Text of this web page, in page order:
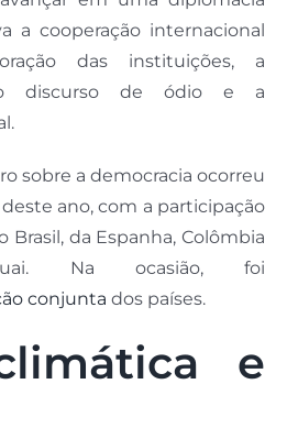
a cooperação internacional
das instituições, a
o discurso de ódio e a
sobre a democracia ocorreu
ano, com a participação
Brasil, da Espanha, Colômbia
Na ocasião, foi
conjunta dos países.
e